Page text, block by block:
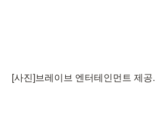
[사진]브레이브 엔터테인먼트 제공.